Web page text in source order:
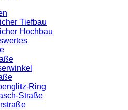
Tiefbau
Hochbau
Ring
Straße